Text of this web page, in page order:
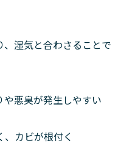
、湿気と合わさることで
や悪臭が発生しやすい
、カビが根付く